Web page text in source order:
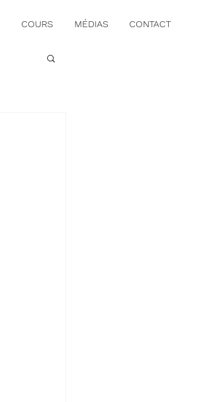
COURS MÉDIAS CONTACT